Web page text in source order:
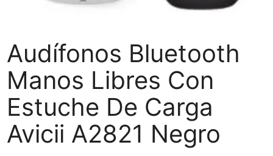
Audífonos Bluetooth
Manos Libres Con
Estuche De Carga
Avicii A2821 Negro